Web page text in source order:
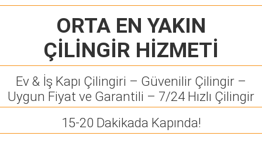
ORTA EN YAKIN
ÇİLİNGİR HİZMETİ
Ev & İş Kapı Çilingiri – Güvenilir Çilingir –
Uygun Fiyat ve Garantili – 7/24 Hızlı Çilingir
15-20 Dakikada Kapında!